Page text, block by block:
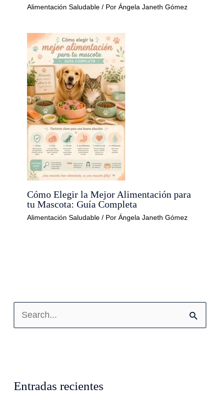
Alimentación Saludable/ Por Ángela Janeth Gómez
Cómo Elegir la Mejor Alimentación para
tu Mascota: Guía Completa
Alimentación Saludable/ Por Ángela Janeth Gómez
a
Entradas recientes